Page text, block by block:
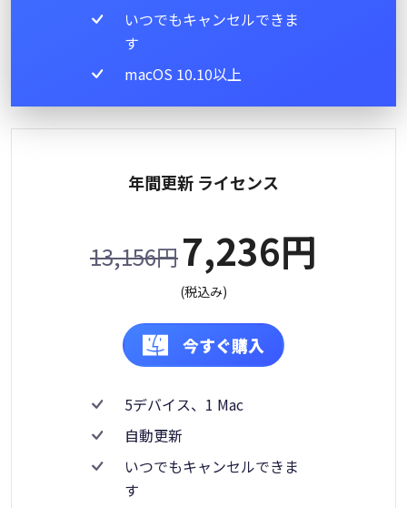
いつでもキャンセルできま
す
macOS 10.10以上
年間更新 ライセンス
13,156円7,236円
(税込み)
今すぐ購入
5デバイス、1 Mac
自動更新
いつでもキャンセルできま
す